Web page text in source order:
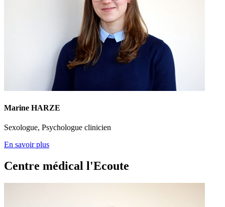
Marine HARZE
Sexologue, Psychologue clinicien
En savoir plus
Centre médical l'Ecoute